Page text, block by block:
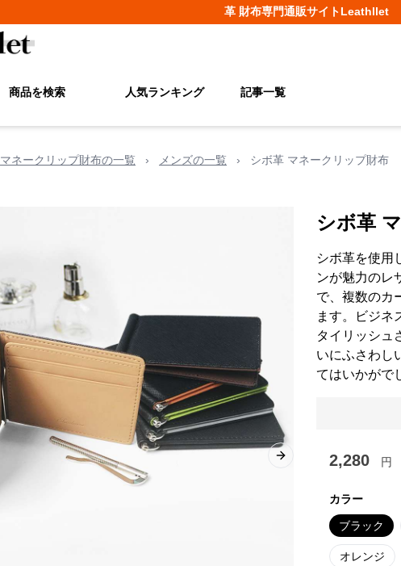
革 財布専門通販サイトLeathllet
商品を検索 人気ランキング 記事一覧
マネークリップ財布の一覧 › メンズの一覧 › シボ革 マネークリップ財布
Next slide
シボ革
シボ革を使用
ンが魅力のレ
で、複数のカ
ます。ビジネ
タイリッシュ
いにふさわし
てはいかがで
2,280 円
カラー
ブラック
オレンジ